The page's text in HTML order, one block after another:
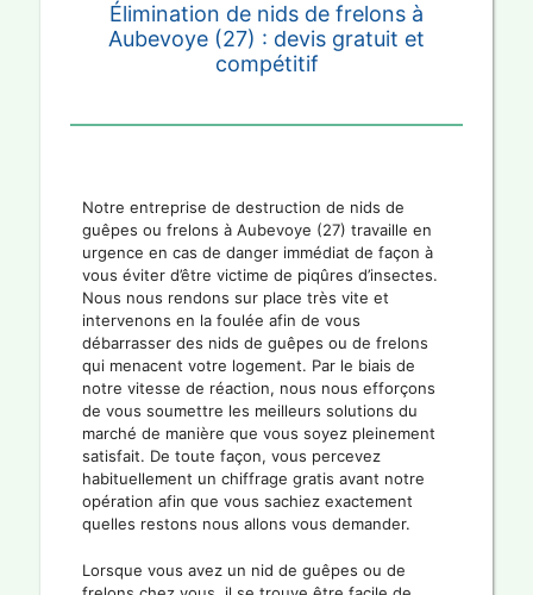
Élimination de nids de frelons à
Aubevoye (27) : devis gratuit et
compétitif
Notre entreprise de destruction de nids de
guêpes ou frelons à Aubevoye (27) travaille en
urgence en cas de danger immédiat de façon à
vous éviter d’être victime de piqûres d’insectes.
Nous nous rendons sur place très vite et
intervenons en la foulée afin de vous
débarrasser des nids de guêpes ou de frelons
qui menacent votre logement. Par le biais de
notre vitesse de réaction, nous nous efforçons
de vous soumettre les meilleurs solutions du
marché de manière que vous soyez pleinement
satisfait. De toute façon, vous percevez
habituellement un chiffrage gratis avant notre
opération afin que vous sachiez exactement
quelles restons nous allons vous demander.
Lorsque vous avez un nid de guêpes ou de